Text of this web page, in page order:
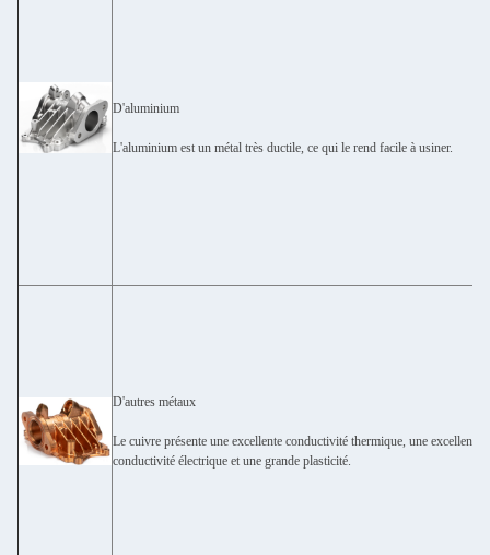
D'aluminium
L'aluminium est un métal très ductile, ce qui le rend facile à usiner.
D'autres métaux
Le cuivre présente une excellente conductivité thermique, une excellente
conductivité électrique et une grande plasticité.